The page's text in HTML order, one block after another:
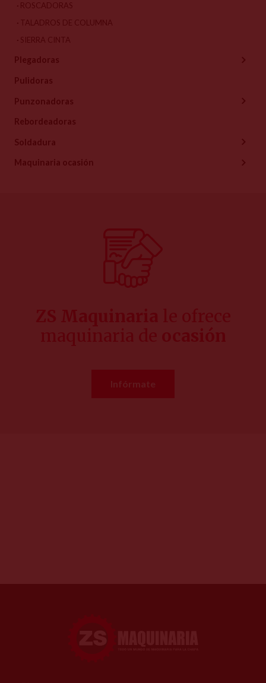
ROSCADORAS
TALADROS DE COLUMNA
SIERRA CINTA
Plegadoras
Pulidoras
Punzonadoras
Rebordeadoras
Soldadura
Maquinaria ocasión
Infórmate